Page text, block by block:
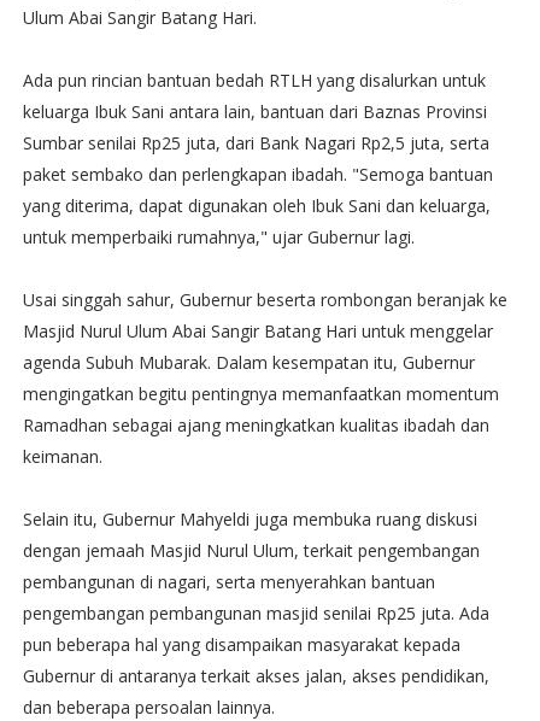
Ulum Abai Sangir Batang Hari.
Ada pun rincian bantuan bedah RTLH yang disalurkan untuk
keluarga Ibuk Sani antara lain, bantuan dari Baznas Provinsi
Sumbar senilai Rp25 juta, dari Bank Nagari Rp2,5 juta, serta
paket sembako dan perlengkapan ibadah. "Semoga bantuan
yang diterima, dapat digunakan oleh Ibuk Sani dan keluarga,
untuk memperbaiki rumahnya," ujar Gubernur lagi.
Usai singgah sahur, Gubernur beserta rombongan beranjak ke
Masjid Nurul Ulum Abai Sangir Batang Hari untuk menggelar
agenda Subuh Mubarak. Dalam kesempatan itu, Gubernur
mengingatkan begitu pentingnya memanfaatkan momentum
Ramadhan sebagai ajang meningkatkan kualitas ibadah dan
keimanan.
Selain itu, Gubernur Mahyeldi juga membuka ruang diskusi
dengan jemaah Masjid Nurul Ulum, terkait pengembangan
pembangunan di nagari, serta menyerahkan bantuan
pengembangan pembangunan masjid senilai Rp25 juta. Ada
pun beberapa hal yang disampaikan masyarakat kepada
Gubernur di antaranya terkait akses jalan, akses pendidikan,
dan beberapa persoalan lainnya.